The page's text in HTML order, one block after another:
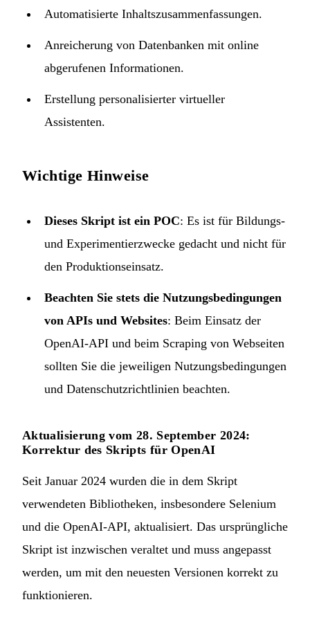
Automatisierte Inhaltszusammenfassungen.
Anreicherung von Datenbanken mit online
abgerufenen Informationen.
Erstellung personalisierter virtueller
Assistenten.
Wichtige Hinweise
Dieses Skript ist ein POC: Es ist für Bildungs-
und Experimentierzwecke gedacht und nicht für
den Produktionseinsatz.
Beachten Sie stets die Nutzungsbedingungen
von APIs und Websites: Beim Einsatz der
OpenAI-API und beim Scraping von Webseiten
sollten Sie die jeweiligen Nutzungsbedingungen
und Datenschutzrichtlinien beachten.
Aktualisierung vom 28. September 2024:
Korrektur des Skripts für OpenAI
Seit Januar 2024 wurden die in dem Skript
verwendeten Bibliotheken, insbesondere Selenium
und die OpenAI-API, aktualisiert. Das ursprüngliche
Skript ist inzwischen veraltet und muss angepasst
werden, um mit den neuesten Versionen korrekt zu
funktionieren.